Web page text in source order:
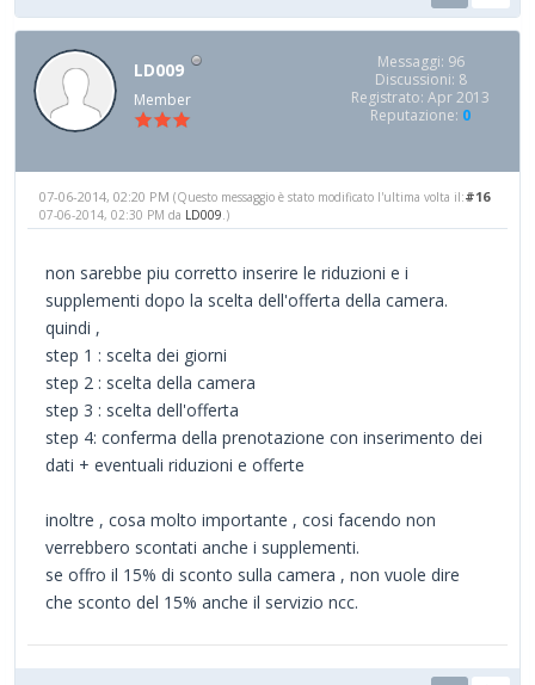
LD009
Member
Messaggi: 96
Discussioni: 8
Registrato: Apr 2013
Reputazione: 0
#16
07-06-2014, 02:20 PM (Questo messaggio è stato modificato l'ultima volta il:
07-06-2014, 02:30 PM da LD009.)
non sarebbe piu corretto inserire le riduzioni e i
supplementi dopo la scelta dell'offerta della camera.
quindi ,
step 1 : scelta dei giorni
step 2 : scelta della camera
step 3 : scelta dell'offerta
step 4: conferma della prenotazione con inserimento dei
dati + eventuali riduzioni e offerte
inoltre , cosa molto importante , cosi facendo non
verrebbero scontati anche i supplementi.
se offro il 15% di sconto sulla camera , non vuole dire
che sconto del 15% anche il servizio ncc.